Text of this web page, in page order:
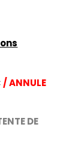
/ ANNULE
DE